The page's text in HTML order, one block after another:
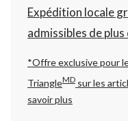
Expédition locale
admissibles de plus
*Offre exclusive pour
TriangleMD sur les
savoir plus